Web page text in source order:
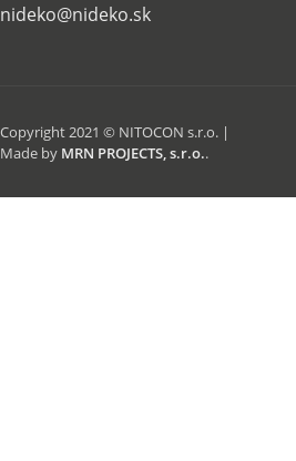
nideko@nideko.sk
Copyright 2021 © NITOCON s.r.o. |
Made by MRN PROJECTS, s.r.o..